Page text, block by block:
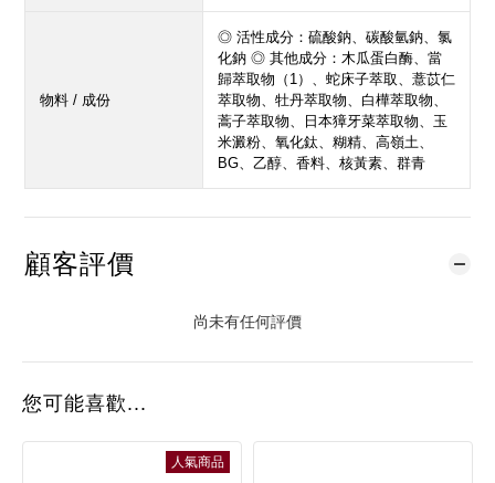
物料 / 成份
◎ 活性成分：硫酸鈉、碳酸氫鈉、氯
化鈉 ◎ 其他成分：木瓜蛋白酶、當
歸萃取物（1）、蛇床子萃取、薏苡仁
萃取物、牡丹萃取物、白樺萃取物、
蒿子萃取物、日本獐牙菜萃取物、玉
米澱粉、氧化鈦、糊精、高嶺土、
BG、乙醇、香料、核黃素、群青
顧客評價
尚未有任何評價
您可能喜歡...
人氣商品